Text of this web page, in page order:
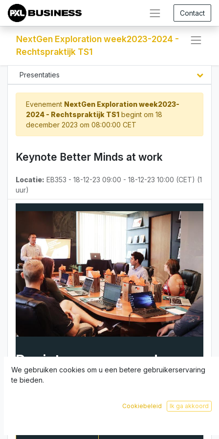
Contact
NextGen Exploration week2023-2024 -
Rechtspraktijk TS1
Presentaties
Evenement NextGen Exploration week2023-
2024 - Rechtspraktijk TS1 begint om 18
december 2023 om 08:00:00 CET
Keynote Better Minds at work
Locatie: EB353 - 18-12-23 09:00 - 18-12-23 10:00 (CET) (1
uur)
Registreer nu voor deze
lezing
We gebruiken cookies om u een betere gebruikerservaring
te bieden.
Cookiebeleid Ik ga akkoord